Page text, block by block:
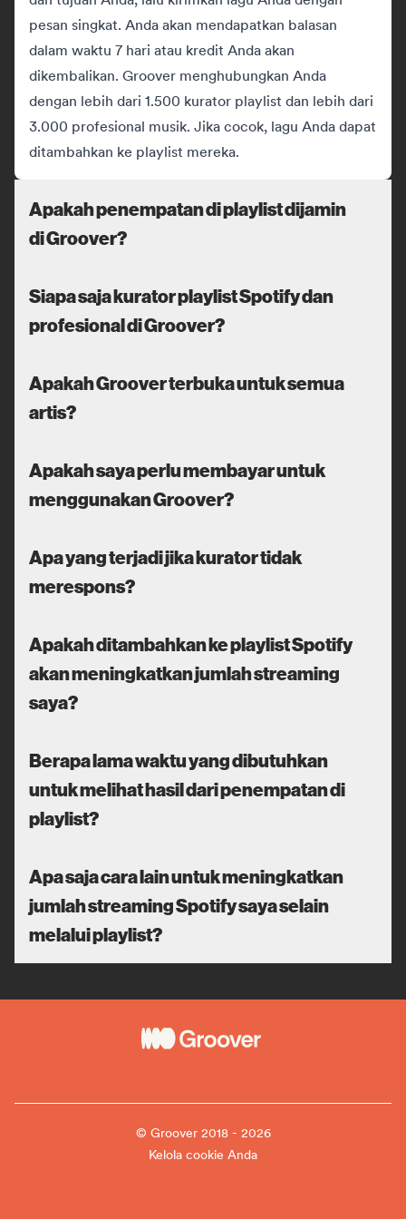
pesan singkat. Anda akan mendapatkan balasan
dalam waktu 7 hari atau kredit Anda akan
dikembalikan. Groover menghubungkan Anda
dengan lebih dari 1.500 kurator playlist dan lebih dari
3.000 profesional musik. Jika cocok, lagu Anda dapat
ditambahkan ke playlist mereka.
Apakah penempatan di playlist dijamin
di Groover?
Siapa saja kurator playlist Spotify dan
profesional di Groover?
Apakah Groover terbuka untuk semua
artis?
Apakah saya perlu membayar untuk
menggunakan Groover?
Apa yang terjadi jika kurator tidak
merespons?
Apakah ditambahkan ke playlist Spotify
akan meningkatkan jumlah streaming
saya?
Berapa lama waktu yang dibutuhkan
untuk melihat hasil dari penempatan di
playlist?
Apa saja cara lain untuk meningkatkan
jumlah streaming Spotify saya selain
melalui playlist?
© Groover 2018 - 2026
Kelola cookie Anda